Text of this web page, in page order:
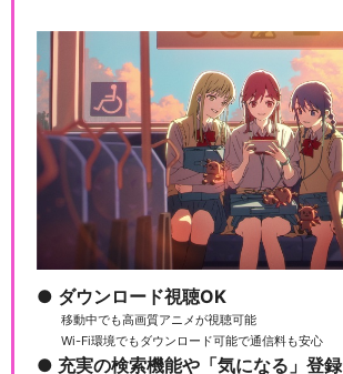
ダウンロード視聴OK
移動中でも高画質アニメが視聴可能
Wi-Fi環境でもダウンロード可能で通信料も安心
充実の検索機能や「気になる」登録